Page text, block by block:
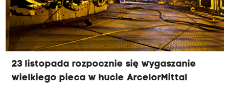
23 listopada rozpocznie się wygaszanie
wielkiego pieca w hucie ArcelorMittal